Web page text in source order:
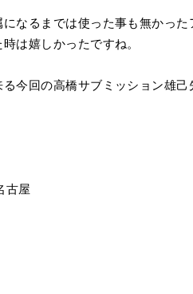
なるまでは使った事も無かっ
は嬉しかったですね。
今回の高橋サブミッション雄
古屋